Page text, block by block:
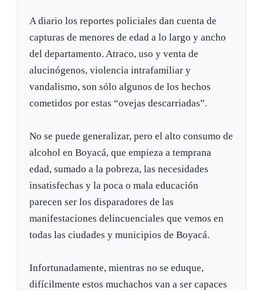
A diario los reportes policiales dan cuenta de
capturas de menores de edad a lo largo y ancho
del departamento. Atraco, uso y venta de
alucinógenos, violencia intrafamiliar y
vandalismo, son sólo algunos de los hechos
cometidos por estas “ovejas descarriadas”.
No se puede generalizar, pero el alto consumo de
alcohol en Boyacá, que empieza a temprana
edad, sumado a la pobreza, las necesidades
insatisfechas y la poca o mala educación
parecen ser los disparadores de las
manifestaciones delincuenciales que vemos en
todas las ciudades y municipios de Boyacá.
Infortunadamente, mientras no se eduque,
difícilmente estos muchachos van a ser capaces